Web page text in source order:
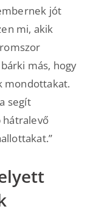
jót
mi, akik
más, hogy
mondottakat.
segít
hátralevő